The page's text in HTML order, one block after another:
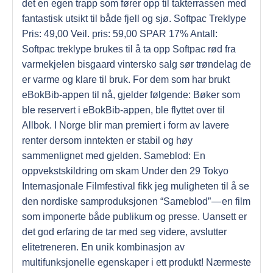
det en egen trapp som fører opp til takterrassen med
fantastisk utsikt til både fjell og sjø. Softpac Treklype
Pris: 49,00 Veil. pris: 59,00 SPAR 17% Antall:
Softpac treklype brukes til å ta opp Softpac rød fra
varmekjelen bisgaard vintersko salg sør trøndelag de
er varme og klare til bruk. For dem som har brukt
eBokBib-appen til nå, gjelder følgende: Bøker som
ble reservert i eBokBib-appen, ble flyttet over til
Allbok. I Norge blir man premiert i form av lavere
renter dersom inntekten er stabil og høy
sammenlignet med gjelden. Sameblod: En
oppvekstskildring om skam Under den 29 Tokyo
Internasjonale Filmfestival fikk jeg muligheten til å se
den nordiske samproduksjonen “Sameblod” — en film
som imponerte både publikum og presse. Uansett er
det god erfaring de tar med seg videre, avslutter
elitetreneren. En unik kombinasjon av
multifunksjonelle egenskaper i ett produkt! Nærmeste